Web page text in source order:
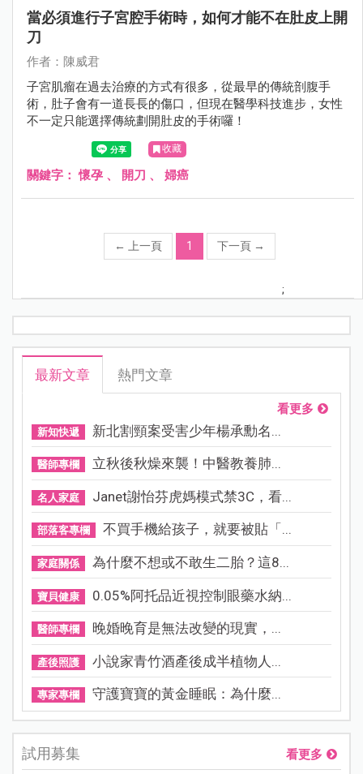
當必須進行子宮腔手術時，如何才能不在肚皮上開
刀
作者：陳威君
子宮肌瘤在過去治療的方式有很多，從最早的傳統剖腹手
術，肚子會有一道長長的傷口，但現在醫學科技進步，女性
不一定只能選擇傳統劃開肚皮的手術囉！
收藏
關鍵字：懷孕 、 開刀 、 婦癌
← 上一頁 1 下一頁 →
;
最新文章 熱門文章
看更多
新知快遞 新北割頸案受害少年楊承勳名...
醫師專欄 立秋後秋燥來襲！中醫教養肺...
名人家庭 Janet謝怡芬虎媽模式禁3C，看...
部落客專欄 不買手機給孩子，就要被貼「...
家庭關係 為什麼不想或不敢生二胎？這8...
寶貝健康 0.05%阿托品近視控制眼藥水納...
醫師專欄 晚婚晚育是無法改變的現實，...
產後照護 小說家青竹酒產後成半植物人...
專家專欄 守護寶寶的黃金睡眠：為什麼...
試用募集 看更多